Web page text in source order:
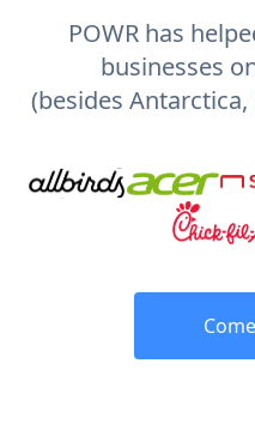
POWR has
businesses
(besides